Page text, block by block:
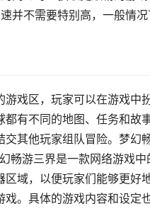
并不需要特别高，一般情况
戏区，玩家可以在游戏中
有不同的地图、任务和故
其他玩家组队冒险。梦幻
畅游三界是一款网络游戏
域，以便玩家们能够更好
。具体的游戏内容和设定